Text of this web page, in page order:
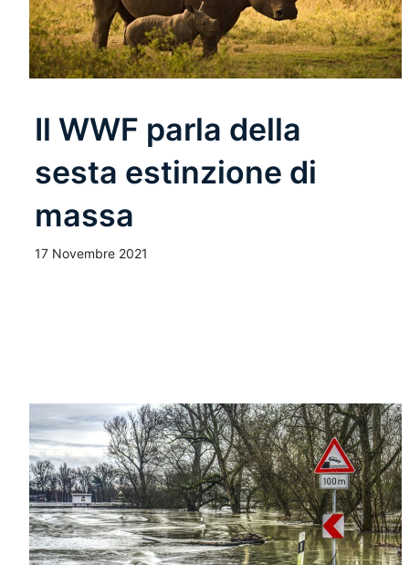
Il WWF parla della
sesta estinzione di
massa
17 Novembre 2021